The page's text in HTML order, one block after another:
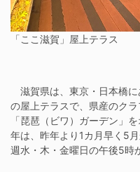
「ここ滋賀」屋上テラス
滋賀県は、東京・日本橋に
の屋上テラスで、県産のク
「琵琶（ビワ）ガーデン」
年は、昨年より1カ月早く5
週水・木・金曜日の午後5時